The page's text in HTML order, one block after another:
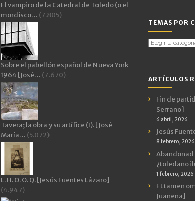
El vampiro de la Catedral de Toledo (o el
mordisco… (7.805)
Sobre el pabellón español de Nueva York
1964 [José… (7.670)
Tavera; la obra y su artífice (I). [José
María… (5.072)
L. H. O. O. Q. [Jesús Fuentes Lázaro]
(4.947)
TEMAS POR
Temas
ARTÍCULOS
Fin de
Serrano]
6 abril, 2026
Jesús
8 febrero, 2026
Abandonad
¿toledano
1 febrero, 2026
Et tamen
Juanena]